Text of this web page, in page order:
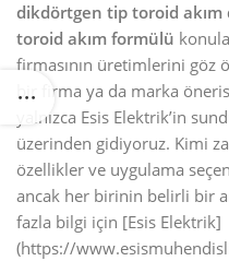
dikdörtgen tip toroid akım
toroid akım formülü
firmasının üretimlerini göz
bir firma ya da marka
yalnızca Esis Elektrik’in
üzerinden gidiyoruz. Kimi
özellikler ve uygulama
ancak her birinin belirli bir
fazla bilgi için [Esis Elektrik]
(https://